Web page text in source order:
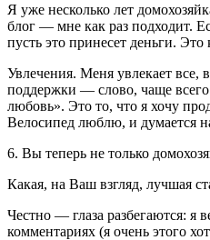
Я уже несколько лет
блог — мне как раз подходит.
пусть это принесет деньги.
Увлечения. Меня увлекает
поддержки — слово, чаще всего
любовь». Это то, что я хочу
Велосипед люблю, и думается
6. Вы теперь не только
Какая, на Ваш взгляд, лучшая
Честно — глаза разбегаются: я
комментариях (я очень этого